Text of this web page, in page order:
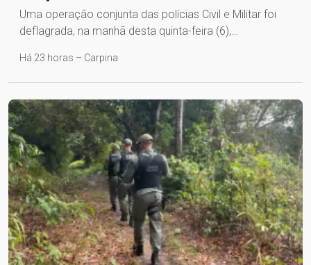
Uma operação conjunta das polícias Civil e Militar foi
deflagrada, na manhã desta quinta-feira (6),…
Há 23 horas – Carpina